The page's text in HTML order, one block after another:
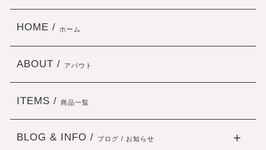
HOME / ホーム
ABOUT / アバウト
ITEMS / 商品一覧
BLOG & INFO / ブログ / お知らせ